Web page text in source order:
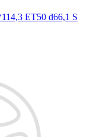
ET50 d66,1 S